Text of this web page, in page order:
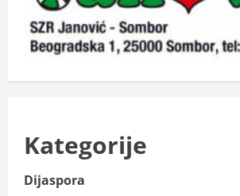
Kategorije
Dijaspora